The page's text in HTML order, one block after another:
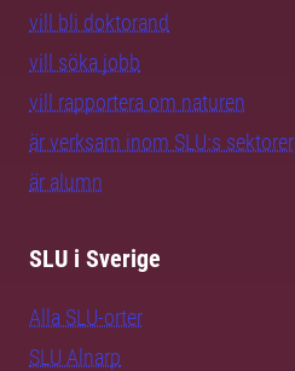
vill bli doktorand
vill söka jobb
vill rapportera om naturen
är verksam inom SLU:s sektorer
är alumn
SLU i Sverige
Alla SLU-orter
SLU Alnarp